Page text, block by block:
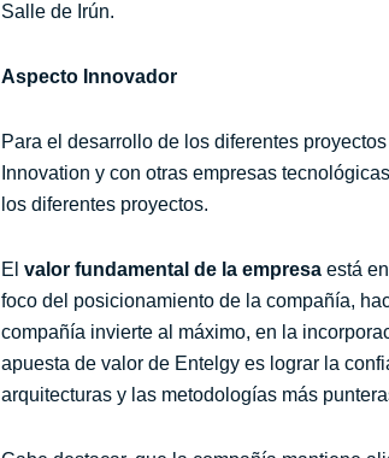
Salle de Irún.
Aspecto Innovador
Para el desarrollo de los diferentes
Innovation y con otras empresas
los diferentes proyectos.
El valor fundamental de la empresa está
foco del posicionamiento de la compañía,
compañía invierte al máximo, en la
apuesta de valor de Entelgy es lograr la
arquitecturas y las metodologías más